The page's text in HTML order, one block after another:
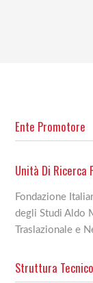
Ente Promotore
Unità Di Ricerca
Fondazione
degli Studi Aldo
Traslazionale e
Struttura